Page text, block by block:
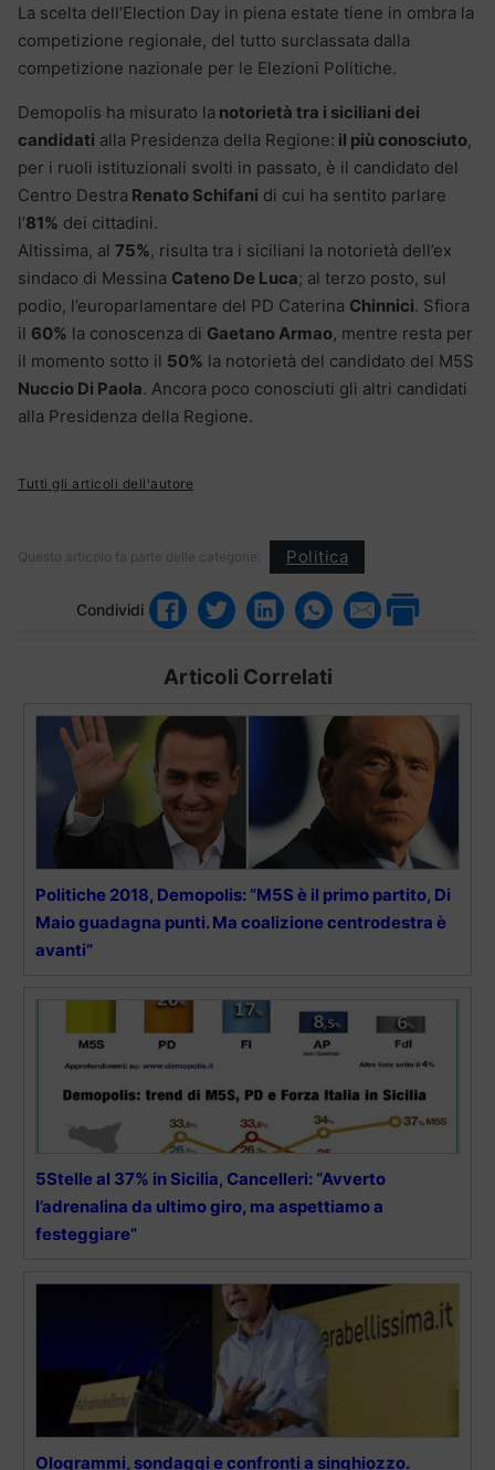
La scelta dell’Election Day in piena estate tiene in ombra la
competizione regionale, del tutto surclassata dalla
competizione nazionale per le Elezioni Politiche.
Demopolis ha misurato la notorietà tra i siciliani dei
candidati alla Presidenza della Regione: il più conosciuto,
per i ruoli istituzionali svolti in passato, è il candidato del
Centro Destra Renato Schifani di cui ha sentito parlare
l’81% dei cittadini.
Altissima, al 75%, risulta tra i siciliani la notorietà dell’ex
sindaco di Messina Cateno De Luca; al terzo posto, sul
podio, l’europarlamentare del PD Caterina Chinnici. Sfiora
il 60% la conoscenza di Gaetano Armao, mentre resta per
il momento sotto il 50% la notorietà del candidato del M5S
Nuccio Di Paola. Ancora poco conosciuti gli altri candidati
alla Presidenza della Regione.
Tutti gli articoli dell'autore
Questo articolo fa parte delle categorie: Politica
Condividi
Articoli Correlati
Politiche 2018, Demopolis: “M5S è il primo partito, Di
Maio guadagna punti. Ma coalizione centrodestra è
avanti”
5Stelle al 37% in Sicilia, Cancelleri: “Avverto
l’adrenalina da ultimo giro, ma aspettiamo a
festeggiare”
Ologrammi, sondaggi e confronti a singhiozzo.